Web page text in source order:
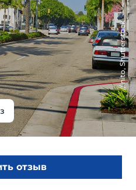
nito, Shutterstock
отзыв